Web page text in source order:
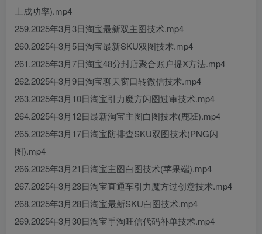
上成功率).mp4
259.2025年3月3日淘宝最新双主图技术.mp4
260.2025年3月5日淘宝最新SKU双图技术.mp4
261.2025年3月7日淘宝48分封店聚合账户提X方法.mp4
262.2025年3月9日淘宝聊天窗口转微信技术.mp4
263.2025年3月10日淘宝引力魔方闪图过审技术.mp4
264.2025年3月12日最新淘宝主图白图技术(鹿班).mp4
265.2025年3月17日淘宝防排查SKU双图技术(PNG闪
图).mp4
266.2025年3月21日淘宝主图白图技术(苹果端).mp4
267.2025年3月23日淘宝直通车引力魔方过创意技术.mp4
268.2025年3月28日淘宝最新SKU白图技术.mp4
269.2025年3月30日淘宝手淘旺信代码补单技术.mp4